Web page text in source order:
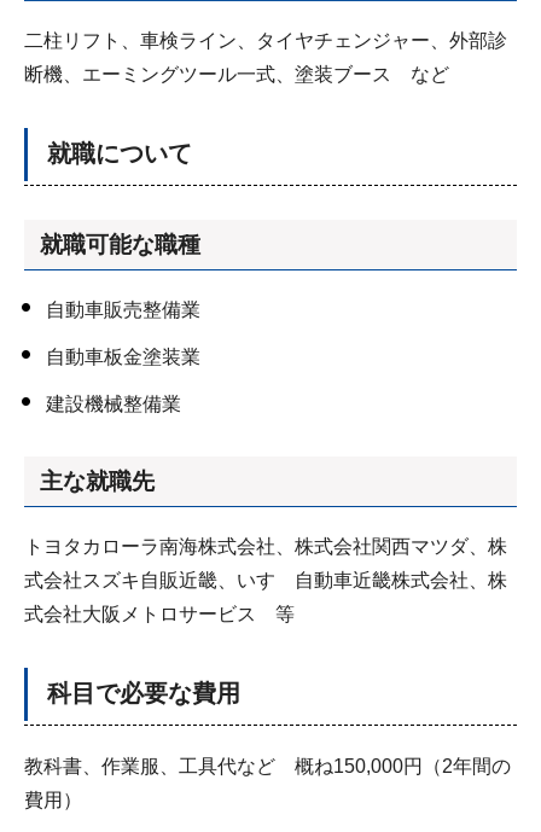
二柱リフト、車検ライン、タイヤチェンジャー、外部診
断機、エーミングツール一式、塗装ブース など
就職について
就職可能な職種
自動車販売整備業
自動車板金塗装業
建設機械整備業
主な就職先
トヨタカローラ南海株式会社、株式会社関西マツダ、株
式会社スズキ自販近畿、いすゞ自動車近畿株式会社、株
式会社大阪メトロサービス 等
科目で必要な費用
教科書、作業服、工具代など 概ね150,000円（2年間の
費用）